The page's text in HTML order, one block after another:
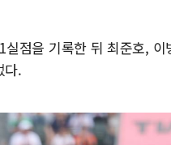
점을 기록한 뒤 최준호,
다.